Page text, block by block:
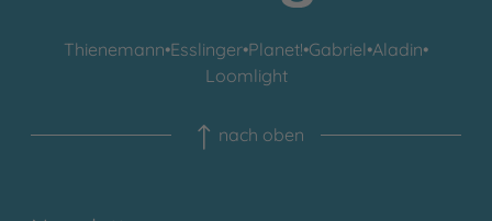
Thienemann•Esslinger•Planet!•Gabriel•Aladin•
Loomlight
nach oben